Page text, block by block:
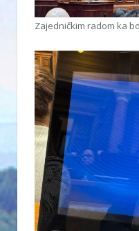
Zajedničkim radom ka